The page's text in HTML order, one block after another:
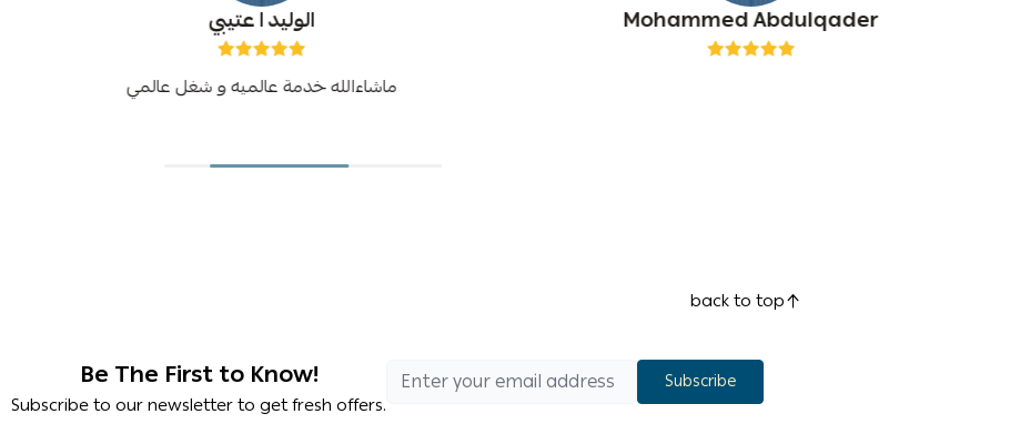
الوليد ا عتيبي
ماشاءالله خدمة عالميه و شغل عالمي
Mohammed Abdulqader
back to top
Be The First to Know!
Subscribe to our newsletter to get fresh offers.
Subscribe